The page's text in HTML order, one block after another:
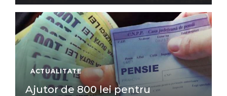
ACTUALITATE
Ajutor de 800 lei pentru